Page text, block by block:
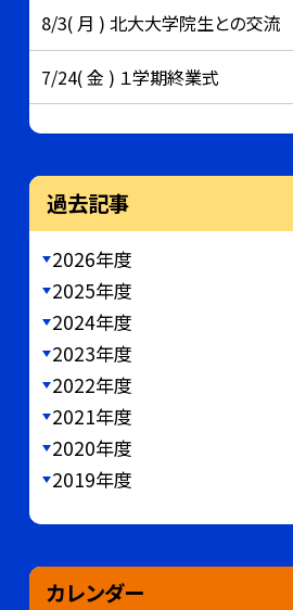
8/3( 月 ) 北大大学院生との交流
7/24( 金 ) １学期終業式
過去記事
2026年度
2025年度
2024年度
2023年度
2022年度
2021年度
2020年度
2019年度
カレンダー